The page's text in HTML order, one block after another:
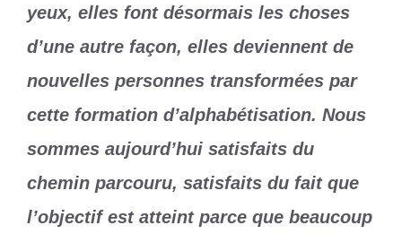
yeux, elles font désormais les choses
d’une autre façon, elles deviennent de
nouvelles personnes transformées par
cette formation d’alphabétisation. Nous
sommes aujourd’hui satisfaits du
chemin parcouru, satisfaits du fait que
l’objectif est atteint parce que beaucoup